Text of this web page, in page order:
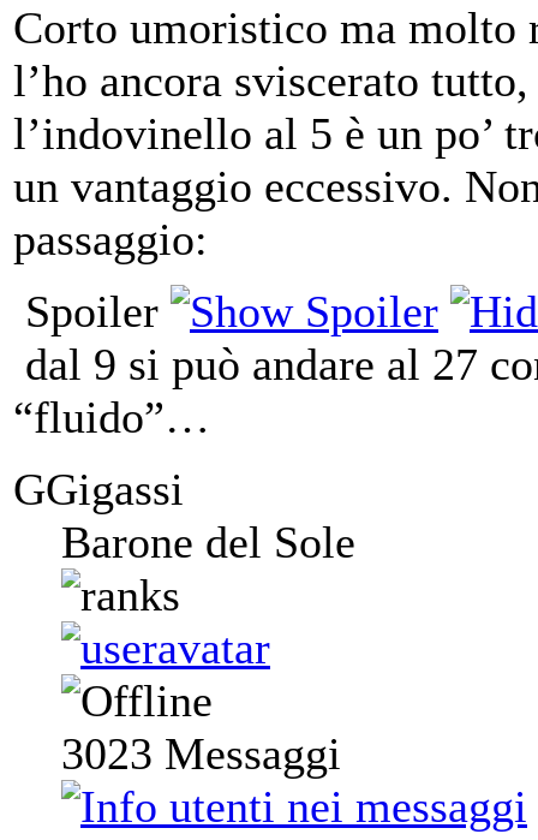
Corto umoristico ma molto
l’ho ancora sviscerato
l’indovinello al 5 è un po’
un vantaggio eccessivo.
passaggio:
Spoiler
dal 9 si può andare al 27
“fluido”…
GGigassi
Barone del Sole
3023 Messaggi